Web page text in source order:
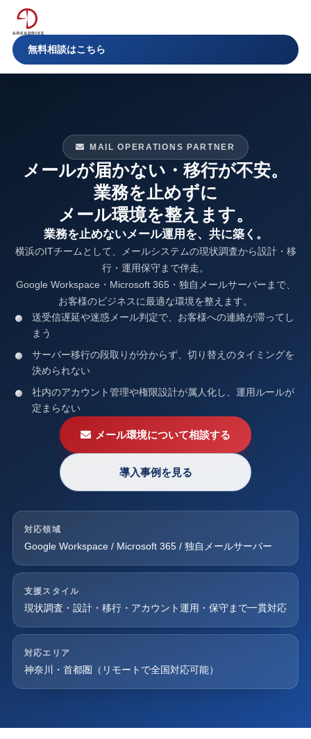
無料相談はこちら
MAIL OPERATIONS PARTNER
メールが届かない・移行が不安。
業務を止めずに
メール環境を整えます。
業務を止めないメール運用を、共に築く。
横浜のITチームとして、メールシステムの現状調査から設計・移
行・運用保守まで伴走。
Google Workspace・Microsoft 365・独自メールサーバーまで、
お客様のビジネスに最適な環境を整えます。
送受信遅延や迷惑メール判定で、お客様への連絡が滞ってし
まう
サーバー移行の段取りが分からず、切り替えのタイミングを
決められない
社内のアカウント管理や権限設計が属人化し、運用ルールが
定まらない
メール環境について相談する
導入事例を見る
対応領域
Google Workspace / Microsoft 365 / 独自メールサーバー
支援スタイル
現状調査・設計・移行・アカウント運用・保守まで一貫対応
対応エリア
神奈川・首都圏（リモートで全国対応可能）